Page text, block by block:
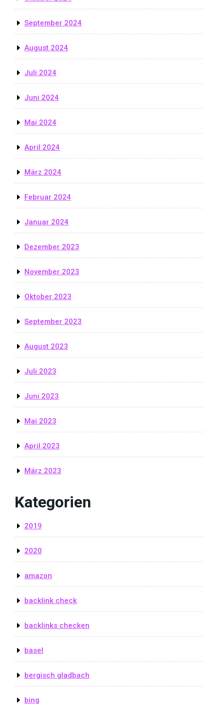
September 2024
August 2024
Juli 2024
Juni 2024
Mai 2024
April 2024
März 2024
Februar 2024
Januar 2024
Dezember 2023
November 2023
Oktober 2023
September 2023
August 2023
Juli 2023
Juni 2023
Mai 2023
April 2023
März 2023
Kategorien
2019
2020
amazon
backlink check
backlinks checken
basel
bergisch gladbach
bing